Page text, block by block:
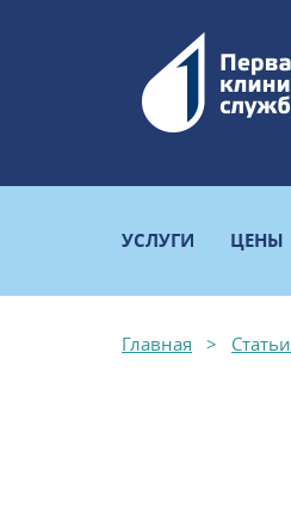
УСЛУГИ ЦЕНЫ
Главная Статьи